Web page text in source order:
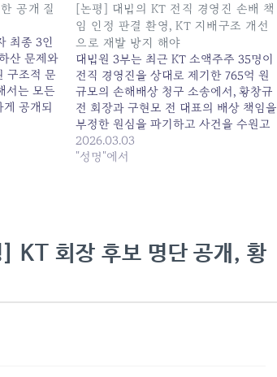
공개 질
최종 3인
산 문제와
구조적 문
서는 모든
게 공개되
일관된 입
종 3인
[논평] 대법의 KT 전직 경영진 손배 책
임 인정 판결 환영, KT 지배구조 개선
으로 재발 방지 해야
대법원 3부는 최근 KT 소액주주 35명이
전직 경영진을 상대로 제기한 765억 원
규모의 손해배상 청구 소송에서, 황창규
전 회장과 구현모 전 대표의 배상 책임을
부정한 원심을 파기하고 사건을 수원고
법으로 환송하였다. 우리는 이번 대법원
판결을 적극 환영하며, 그 의미와 과제에
2026.03.03
"성명"에서
KT 회장 후보 명단 공개, 황